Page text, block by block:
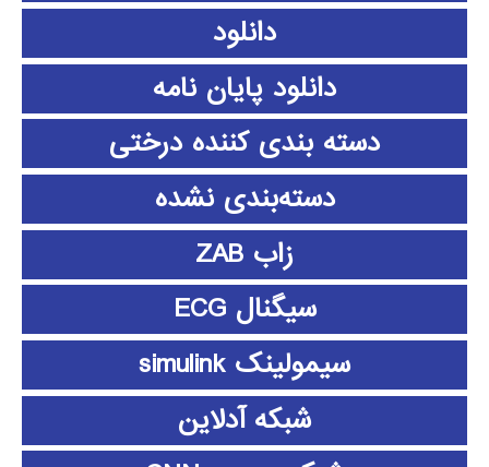
دانلود
دانلود پايان نامه
دسته بندی کننده درختی
دسته‌بندی نشده
زاب ZAB
سیگنال ECG
سیمولینک simulink
شبکه آدلاین